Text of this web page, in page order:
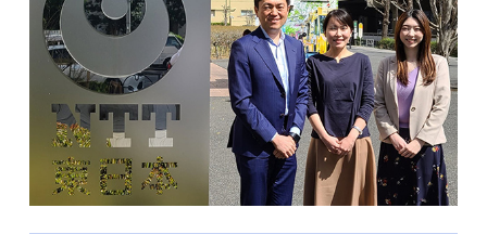
SysCloudライセンス＆サポート
CrowdStrikeライセンス＆サポート
Keeperライセンス＆サポート
AWS総合支援